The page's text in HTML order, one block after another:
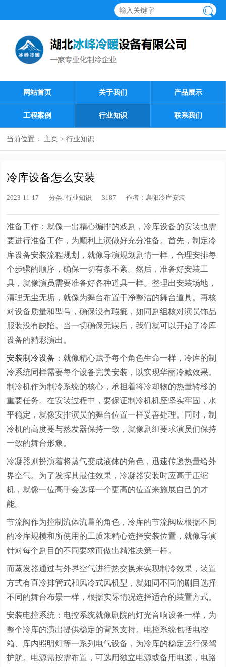
网站首页 关于我们 产品展示
工程案例 行业知识 联系我们
当前位置： 主页 > 行业知识
冷库设备怎么安装
2023-11-17 分类: 行业知识 3187 作者： 襄阳冷库安装
准备工作：就像一出精心编排的戏剧，冷库设备的安装也需
要进行准备工作，为顺利上演做好充分准备。首先，制定冷
库设备安装流程规划，就像导演规划剧情一样，合理安排每
个步骤的顺序，确保一切有条不紊。然后，准备好安装工
具，就像演员需要准备好各种道具一样。整理出安装场地，
清理无尘无垢，就像为舞台布置干净整洁的舞台道具。再核
对设备质量和型号，确保没有瑕疵，如同剧组核对演员饰品
服装没有缺陷。当一切确保无误后，我们就可以开始了冷库
设备的精彩演出。
安装制冷设备 ：就像精心赋予每个角色生命一样，冷库的制
冷系统同样需要每个设备完美安装，以实现华丽冷藏效果。
制冷机作为制冷系统的核心，承担着将冷却物的热量转移的
重要任务。在安装过程中，要保证制冷机机座坚实牢固，水
平稳定，就像安排演员的舞台位置一样妥善处理。同时，制
冷机的高度要与蒸发器保持一致，就像剧组要求演员们保持
一致的舞台形象。
冷凝器则扮演着将蒸气变成液体的角色，迅速传递热量给外
界空气。为了发挥其最佳效果，冷凝器安装时应高于压缩
机，就像一位高手会选择一个更高的位置来施展自己的才
能。
节流阀作为控制流体流量的角色，冷库的节流阀应根据不同
的冷库规模和所使用的工质来精心选择安装位置，就像导演
针对每个剧目的不同要求而做出精准决策一样。
而蒸发器通过与外界空气进行热交换来实现制冷效果，装置
方式有直冷排管式和风冷式风机型，就如同不同的剧目选择
不同的舞台布景一样，根据实际情况选择适合的装置方式。
安装电控系统：电控系统就像剧院的灯光音响设备一样，为
整个冷库的演出提供稳定的背景支持。电控系统包括电控
箱、库内照明灯等一系列电气设备，为冷库的稳定运行保驾
护航。电源需按需布置，可选用独立电源或备用电源，电路